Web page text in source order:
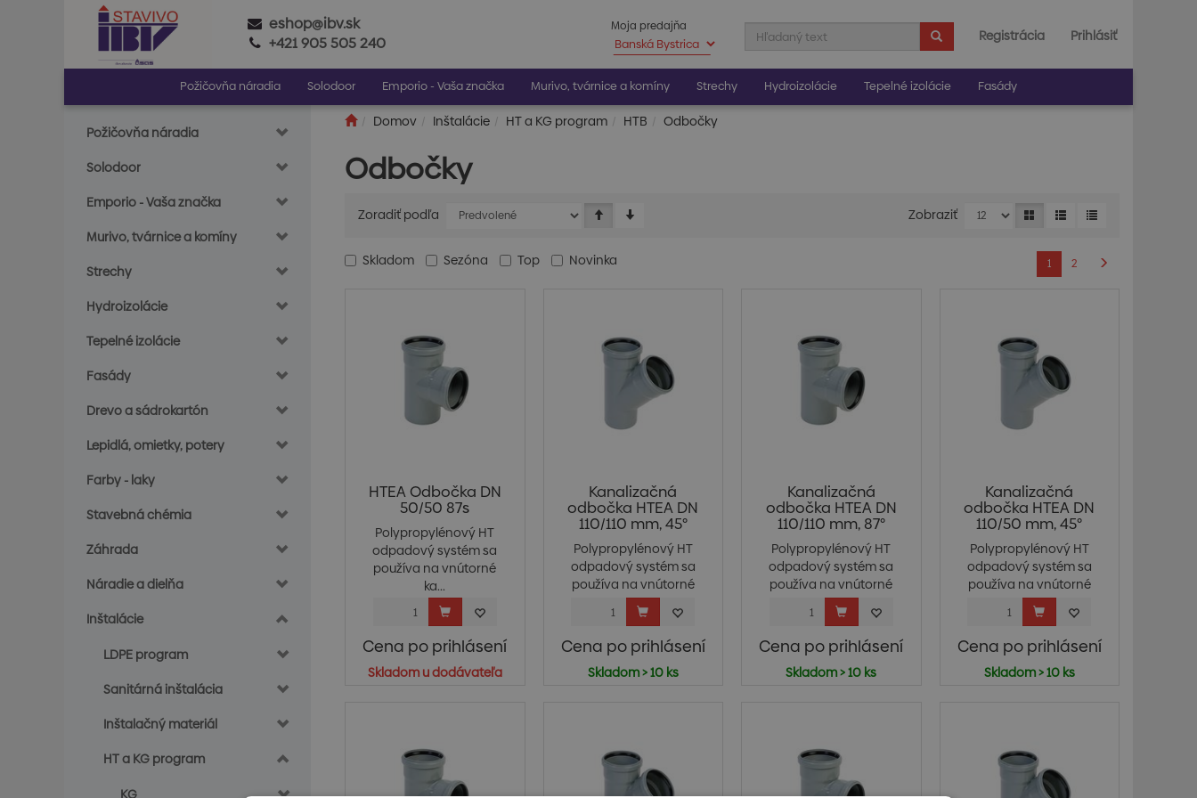
eshop@ibv.sk
+421 905 505 240
Registrácia Prihlásiť
Moja predajňa
Požičovňa náradia Solodoor Emporio - Vaša značka Murivo, tvárnice a komíny Strechy Hydroizolácie Tepelné izolácie Fasády
Požičovňa náradia
Solodoor
Emporio - Vaša značka
Murivo, tvárnice a komíny
Strechy
Hydroizolácie
Tepelné izolácie
Fasády
Drevo a sádrokartón
Lepidlá, omietky, potery
Farby - laky
Stavebná chémia
Záhrada
Náradie a dielňa
Inštalácie
LDPE program
Sanitárná inštalácia
Inštalačný materiál
HT a KG program
KG
Domov Inštalácie HT a KG program HTB Odbočky
Odbočky
Zoradiť podľa Zobraziť
Skladom Sezóna Top Novinka 1 2
HTEA Odbočka DN
50/50 87s
Polypropylénový HT
odpadový systém sa
používa na vnútorné
ka...
Cena po prihlásení
Skladom u dodávateľa
Kanalizačná
odbočka HTEA DN
110/110 mm, 45°
Polypropylénový HT
odpadový systém sa
používa na vnútorné
ka...
Cena po prihlásení
Skladom > 10 ks
Kanalizačná
odbočka HTEA DN
110/110 mm, 87°
Polypropylénový HT
odpadový systém sa
používa na vnútorné
ka...
Cena po prihlásení
Skladom > 10 ks
Kanalizačná
odbočka HTEA DN
110/50 mm, 45°
Polypropylénový HT
odpadový systém sa
používa na vnútorné
ka...
Cena po prihlásení
Skladom > 10 ks